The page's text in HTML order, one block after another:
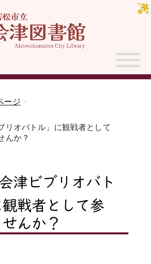
ージ >
リオバトル」に観戦者として
んか？
会津ビブリオバト
観戦者として参
んか？